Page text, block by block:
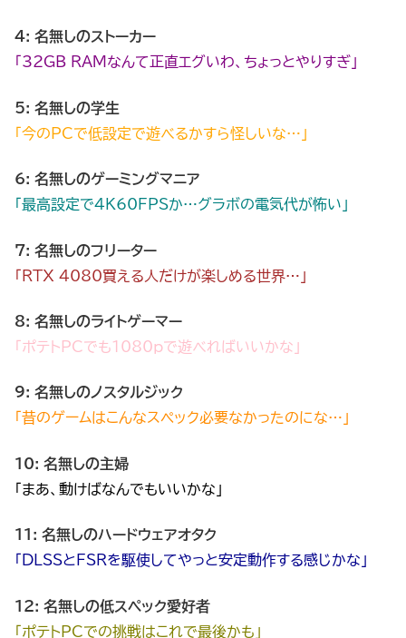
4: 名無しのストーカー
「32GB RAMなんて正直エグいわ、ちょっとやりすぎ」
5: 名無しの学生
「今のPCで低設定で遊べるかすら怪しいな…」
6: 名無しのゲーミングマニア
「最高設定で4K60FPSか…グラボの電気代が怖い」
7: 名無しのフリーター
「RTX 4080買える人だけが楽しめる世界…」
8: 名無しのライトゲーマー
「ポテトPCでも1080pで遊べればいいかな」
9: 名無しのノスタルジック
「昔のゲームはこんなスペック必要なかったのにな…」
10: 名無しの主婦
「まあ、動けばなんでもいいかな」
11: 名無しのハードウェアオタク
「DLSSとFSRを駆使してやっと安定動作する感じかな」
12: 名無しの低スペック愛好者
「ポテトPCでの挑戦はこれで最後かも」